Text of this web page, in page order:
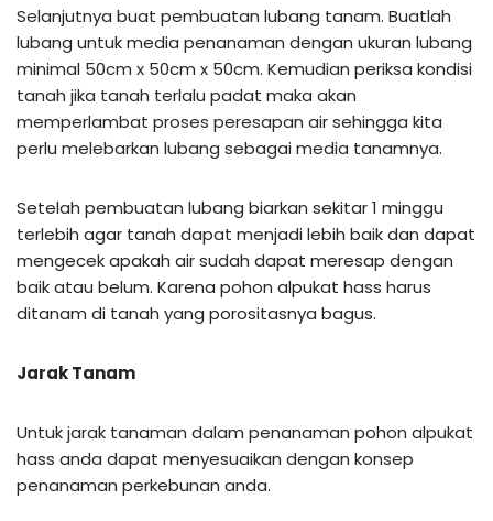
Selanjutnya buat pembuatan lubang tanam. Buatlah
lubang untuk media penanaman dengan ukuran lubang
minimal 50cm x 50cm x 50cm. Kemudian periksa kondisi
tanah jika tanah terlalu padat maka akan
memperlambat proses peresapan air sehingga kita
perlu melebarkan lubang sebagai media tanamnya.
Setelah pembuatan lubang biarkan sekitar 1 minggu
terlebih agar tanah dapat menjadi lebih baik dan dapat
mengecek apakah air sudah dapat meresap dengan
baik atau belum. Karena pohon alpukat hass harus
ditanam di tanah yang porositasnya bagus.
Jarak Tanam
Untuk jarak tanaman dalam penanaman pohon alpukat
hass anda dapat menyesuaikan dengan konsep
penanaman perkebunan anda.